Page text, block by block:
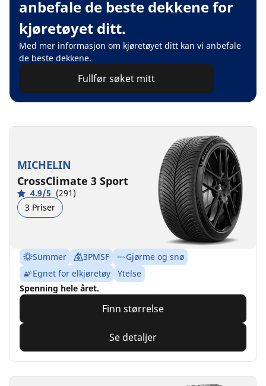
anbefale de beste dekkene for
kjøretøyet ditt.
Med mer informasjon om kjøretøyet ditt kan vi anbefale
de beste dekkene.
Fullfør søket mitt
MICHELIN
CrossClimate 3 Sport
4.9/5 (291)
3 Priser
Summer 3PMSF
Gjørme og snø
Egnet for elkjøretøy
Ytelse
Spenning hele året.
Finn størrelse
Se detaljer